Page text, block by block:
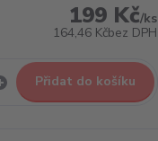
199 Kč/ks
164,46 Kčbez DPH
Přidat do košíku